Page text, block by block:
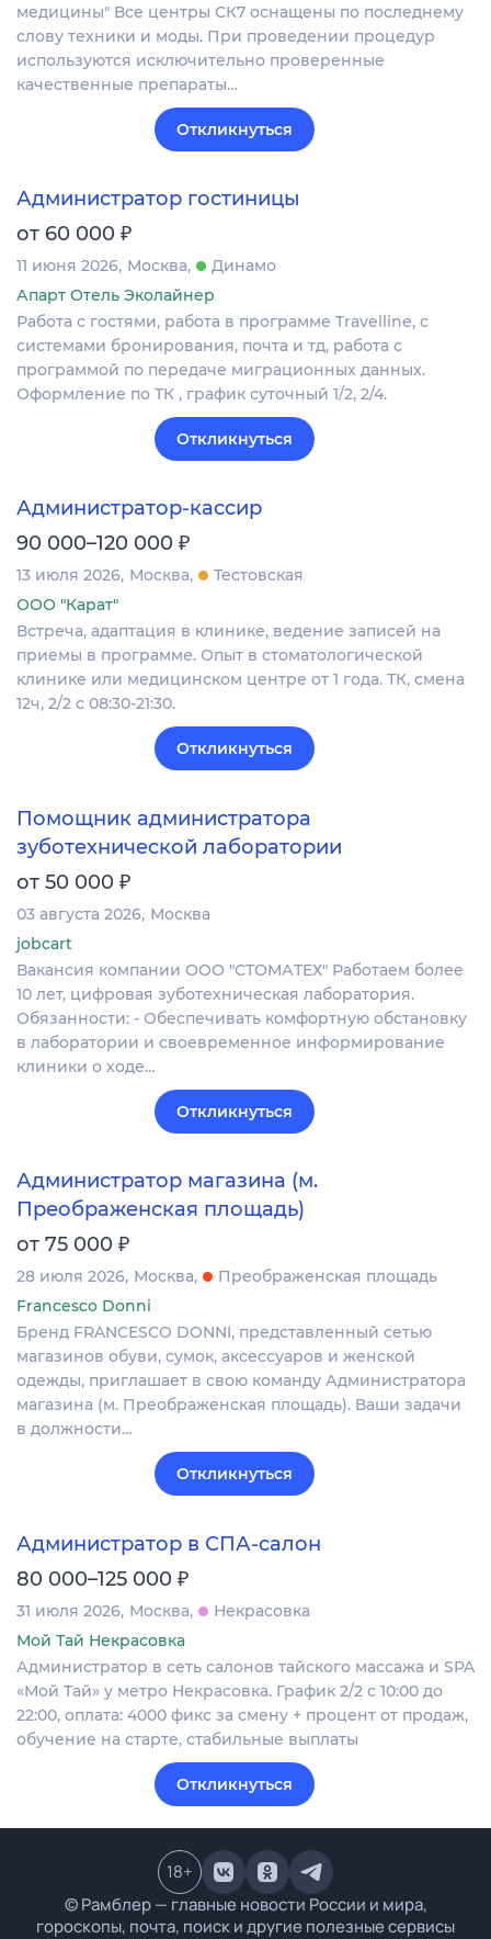
медицины" Все центры СК7 оснащены по последнему
слову техники и моды. При проведении процедур
используются исключительно проверенные
качественные препараты…
Откликнуться
Администратор гостиницы
от 60 000 ₽
11 июня 2026 Москва
Динамо
Апарт Отель Эколайнер
Работа с гостями, работа в программе Travelline, с
системами бронирования, почта и тд, работа с
программой по передаче миграционных данных.
Оформление по ТК , график суточный 1/2, 2/4.
Откликнуться
Администратор-кассир
90 000–120 000 ₽
13 июля 2026 Москва
Тестовская
ООО "Карат"
Встреча, адаптация в клинике, ведение записей на
приемы в программе. Опыт в стоматологической
клинике или медицинском центре от 1 года. ТК, смена
12ч, 2/2 с 08:30-21:30.
Откликнуться
Помощник администратора
зуботехнической лаборатории
от 50 000 ₽
03 августа 2026 Москва
jobcart
Вакансия компании ООО "СТОМАТЕХ" Работаем более
10 лет, цифровая зуботехническая лаборатория.
Обязанности: - Обеспечивать комфортную обстановку
в лаборатории и своевременное информирование
клиники о ходе…
Откликнуться
Администратор магазина (м.
Преображенская площадь)
от 75 000 ₽
28 июля 2026 Москва
Преображенская площадь
Francesco Donni
Бренд FRANCESCO DONNI, представленный сетью
магазинов обуви, сумок, аксессуаров и женской
одежды, приглашает в свою команду Администратора
магазина (м. Преображенская площадь). Ваши задачи
в должности…
Откликнуться
Администратор в СПА-салон
80 000–125 000 ₽
31 июля 2026 Москва
Некрасовка
Мой Тай Некрасовка
Администратор в сеть салонов тайского массажа и SPA
«Мой Тай» у метро Некрасовка. График 2/2 с 10:00 до
22:00, оплата: 4000 фикс за смену + процент от продаж,
обучение на старте, стабильные выплаты
Откликнуться
© Рамблер — главные новости России и мира,
гороскопы, почта, поиск и другие полезные сервисы
18+